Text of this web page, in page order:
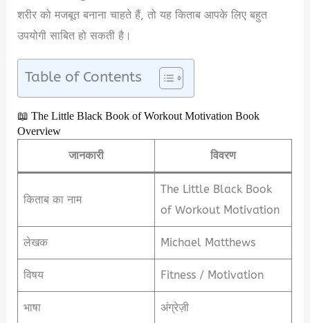
शरीर को मजबूत बनाना चाहते हैं, तो यह किताब आपके लिए बहुत
उपयोगी साबित हो सकती है।
Table of Contents
📖 The Little Black Book of Workout Motivation Book
Overview
जानकारी विवरण
किताब का नाम
The Little Black Book
of Workout Motivation
लेखक Michael Matthews
विषय Fitness / Motivation
भाषा अंग्रेज़ी